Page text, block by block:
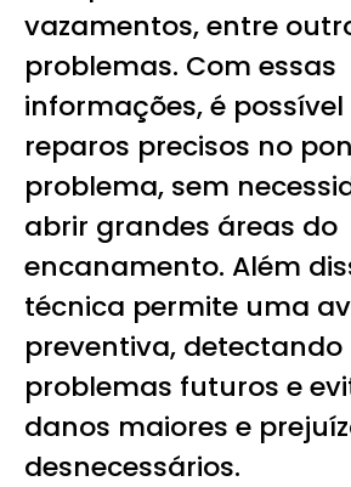
vazamentos, entre
problemas. Com essas
informações, é possível
reparos precisos no
problema, sem
abrir grandes áreas do
encanamento. Além
técnica permite uma
preventiva, detectando
problemas futuros e
danos maiores e
desnecessários.